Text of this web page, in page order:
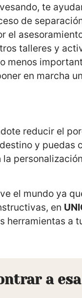
te
de
el
talleres y
menos
en marcha
reducir el
y puedas
el mundo ya
en
herramientas a
a